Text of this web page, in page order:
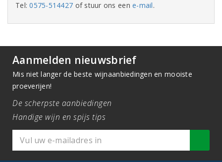
Tel:0575-514427 of stuur ons eene-mail.
Aanmelden nieuwsbrief
Mis niet langer de beste wijnaanbiedingen en mooiste
proeverijen!
De scherpste aanbiedingen
Handige wijn en spijs tips